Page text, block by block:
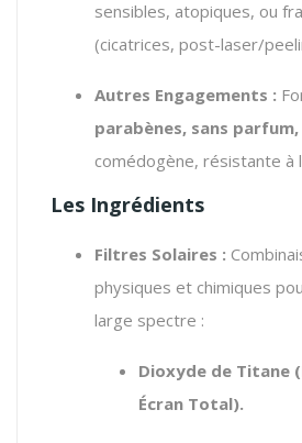
sensibles, atopiques, ou
(cicatrices, post-laser/
Autres Engagements :
parabènes, sans
comédogène, résistante à
Les Ingrédients
Filtres Solaires :
physiques et chimiques
large spectre :
Dioxyde de Titane
Écran Total).